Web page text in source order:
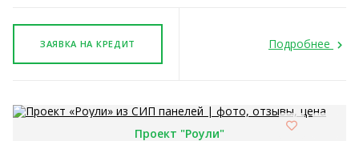
ЗАЯВКА НА КРЕДИТ Подробнее
Проект "Роули"